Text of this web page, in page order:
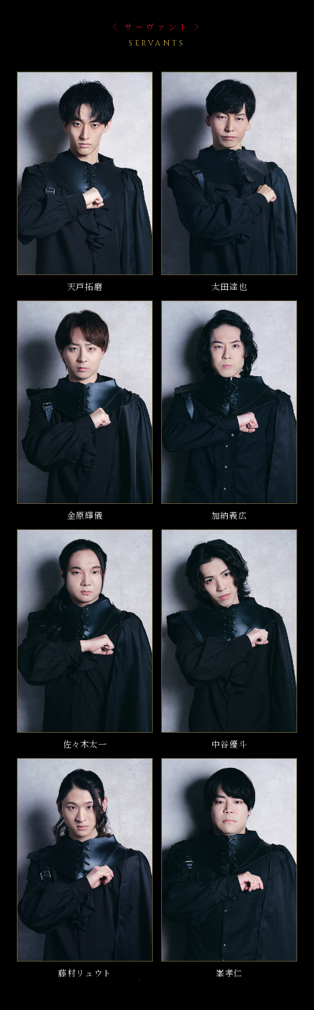
〈 サーヴァント 〉
SERVANTS
天戸拓磨 太田達也
金原輝儀 加納義広
佐々木太一 中谷優斗
藤村リュウト 峯孝仁